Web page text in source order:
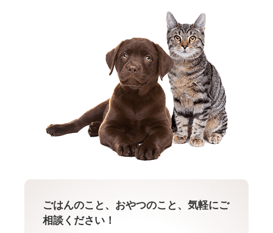
ごはんのこと、おやつのこと、気軽にご
相談ください！